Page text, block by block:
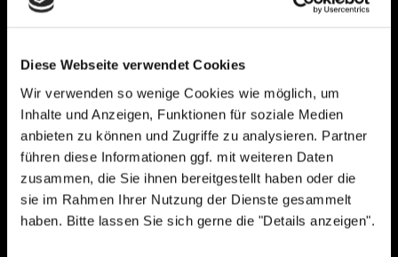
Diese Webseite verwendet Cookies
Wir verwenden so wenige Cookies wie möglich, um
Inhalte und Anzeigen, Funktionen für soziale Medien
anbieten zu können und Zugriffe zu analysieren. Partner
führen diese Informationen ggf. mit weiteren Daten
zusammen, die Sie ihnen bereitgestellt haben oder die
sie im Rahmen Ihrer Nutzung der Dienste gesammelt
haben. Bitte lassen Sie sich gerne die "Details anzeigen".
Februar 12, 2018
Neue Eiche oder das Gefühl von Holz Waren Sie schon
einmal in einem Sägewerk? Falls nein, ich kann es nur
empfehlen. Es riecht dort nach Harz, Holzstaub schwirrt
durch die Luft und das Geräusch von holztrennenden
Sägeblättern erfüllt kreischend den Raum. Klingt in Ihren
Ohren wenig verlockend? Ok, ich gebe zu, das ist bestimmt
nicht…